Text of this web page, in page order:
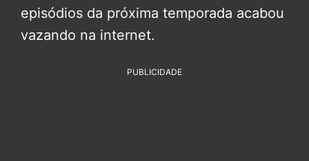
episódios da próxima temporada acabou
vazando na internet.
PUBLICIDADE